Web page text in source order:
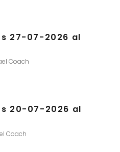
27-07-2026 al
Coach
20-07-2026 al
Coach